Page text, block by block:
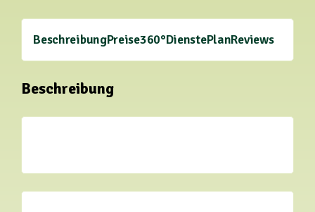
BeschreibungPreise360°DienstePlanReviews
Beschreibung